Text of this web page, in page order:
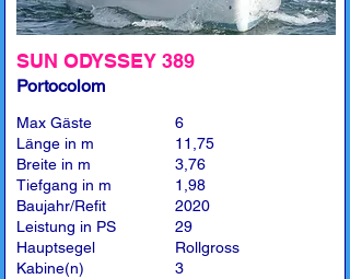
SUN ODYSSEY 389
Portocolom
Max Gäste
Länge in m
Breite in m
Tiefgang in m
Baujahr/Refit
Leistung in PS
Hauptsegel
Kabine(n)
6
11,75
3,76
1,98
2020
29
Rollgross
3